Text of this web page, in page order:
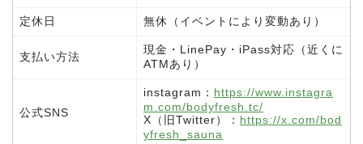
定休日 無休（イベントにより変動あり）
支払い方法
現金・LinePay・iPass対応（近くに
ATMあり）
公式SNS
instagram： https://www.instagra
m.com/bodyfresh.tc/
X（旧Twitter）： https://x.com/bod
yfresh_sauna